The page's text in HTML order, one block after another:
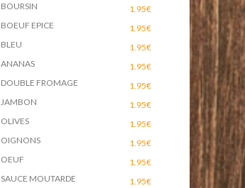
BOURSIN
1.95€
BOEUF EPICE
1.95€
BLEU
1.95€
ANANAS
1.95€
DOUBLE FROMAGE
1.95€
JAMBON
1.95€
OLIVES
1.95€
OIGNONS
1.95€
OEUF
1.95€
SAUCE MOUTARDE
1.95€